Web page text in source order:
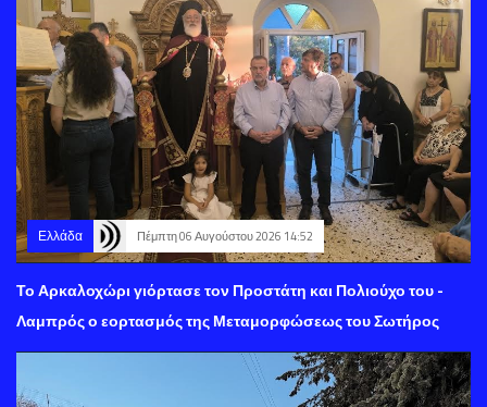
Ελλάδα Πέμπτη 06 Αυγούστου 2026 14:52
Το Αρκαλοχώρι γιόρτασε τον Προστάτη και Πολιούχο του -
Λαμπρός ο εορτασμός της Μεταμορφώσεως του Σωτήρος